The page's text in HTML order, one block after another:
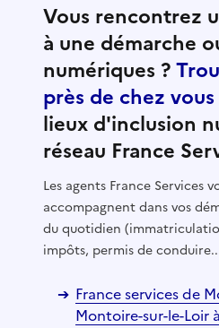
Vous rencontrez
à une démarche
numériques ?
près de chez vous
lieux d'inclusion
réseau France
Les agents France Services
accompagnent dans vos
du quotidien
impôts, permis de
France services de
Montoire-sur-le-Loir